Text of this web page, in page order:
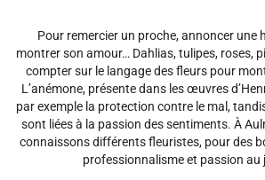
Pour remercier un proche, annoncer une
montrer son amour… Dahlias, tulipes, roses,
compter sur le langage des fleurs pour
L’anémone, présente dans les œuvres
par exemple la protection contre le mal,
sont liées à la passion des sentiments. À
connaissons différents fleuristes, pour des
professionnalisme et passion au